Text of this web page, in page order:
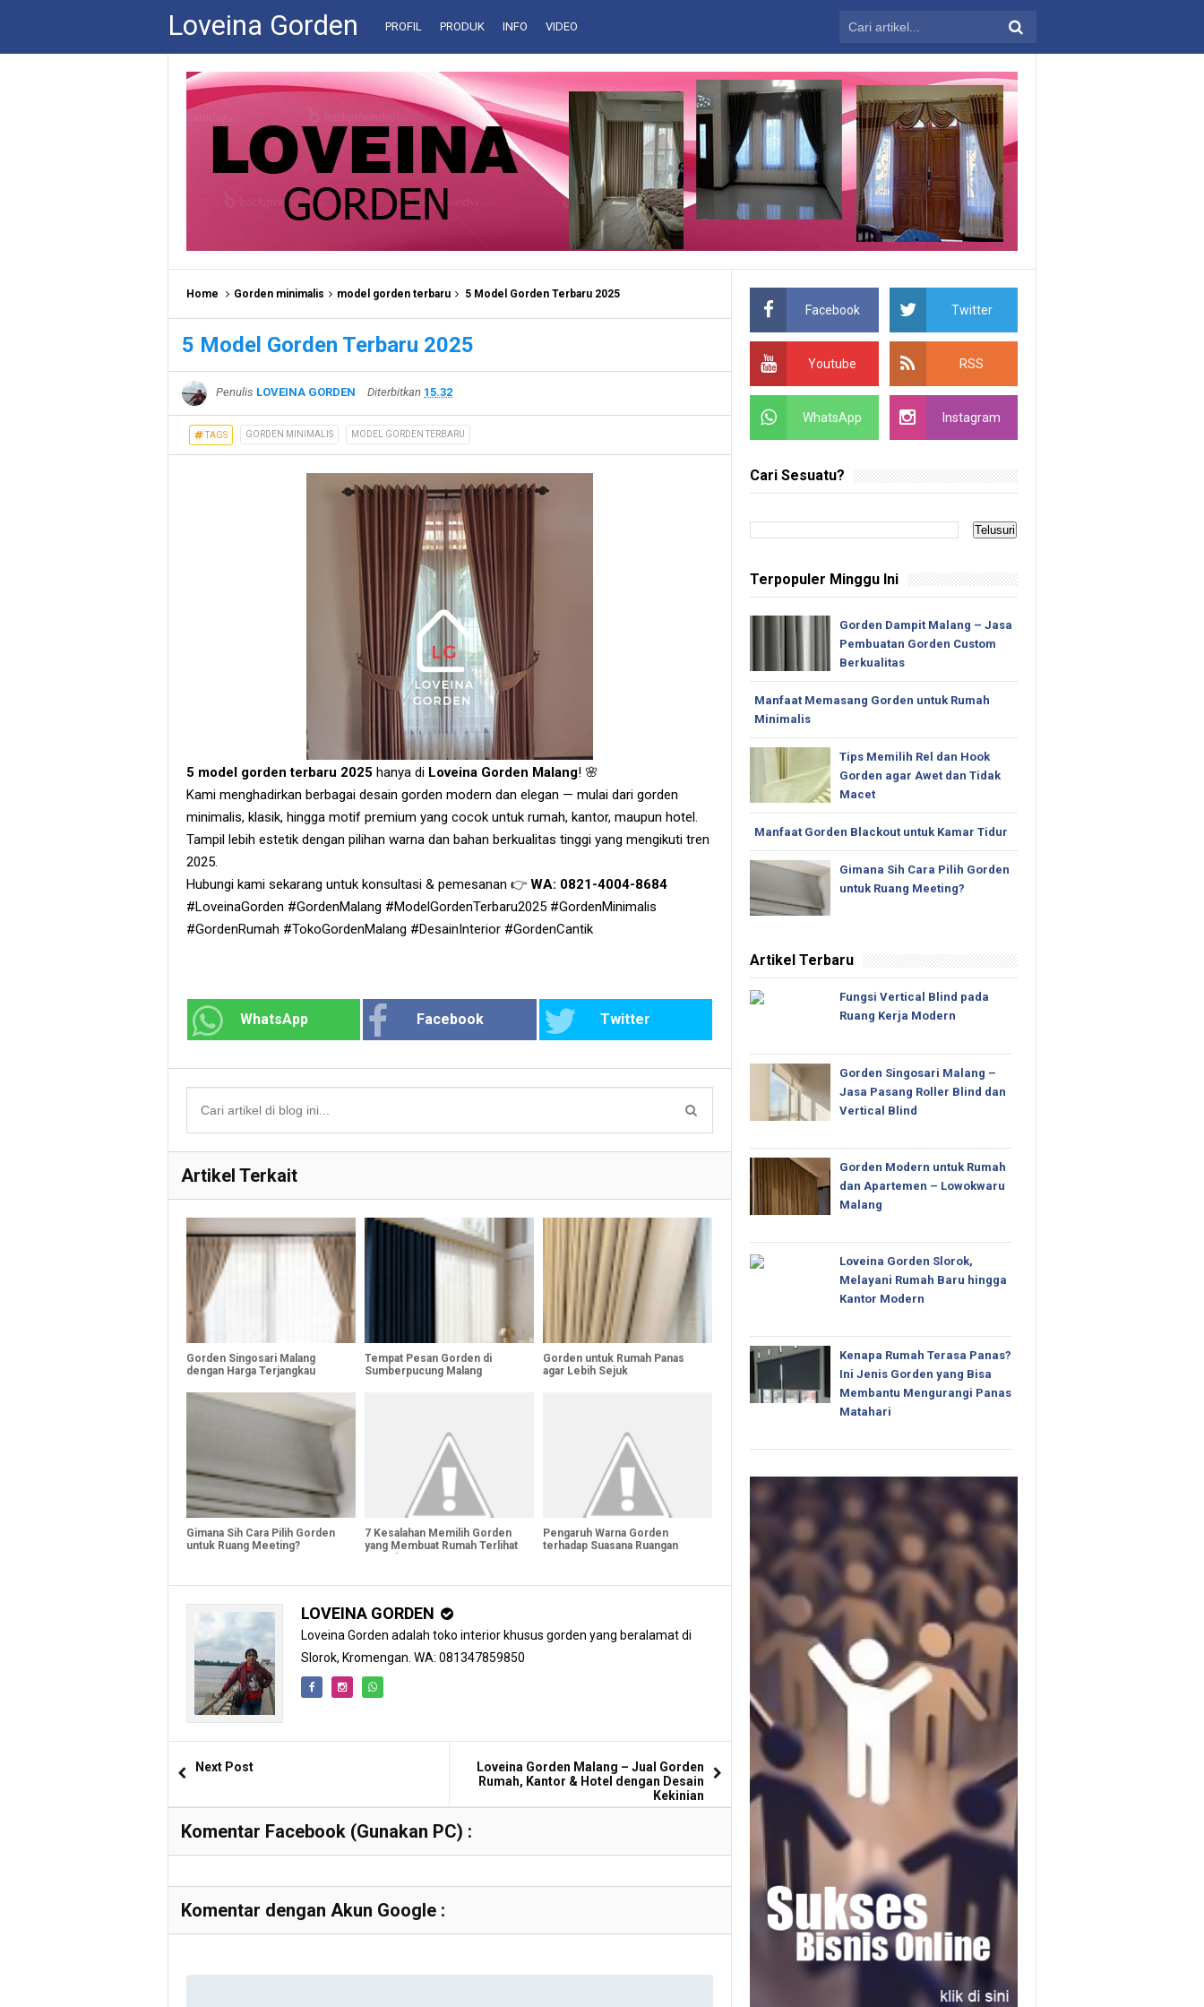
Loveina Gorden PROFIL PRODUK INFO VIDEO
Home Gorden minimalis model gorden terbaru 5 Model Gorden Terbaru 2025
5 Model Gorden Terbaru 2025
Penulis LOVEINA GORDEN Diterbitkan 15.32
TAGS GORDEN MINIMALIS MODEL GORDEN TERBARU
5 model gorden terbaru 2025 hanya di Loveina Gorden Malang! 🌸
Kami menghadirkan berbagai desain gorden modern dan elegan — mulai dari gorden
minimalis, klasik, hingga motif premium yang cocok untuk rumah, kantor, maupun hotel.
Tampil lebih estetik dengan pilihan warna dan bahan berkualitas tinggi yang mengikuti tren
2025.
Hubungi kami sekarang untuk konsultasi & pemesanan 👉 WA: 0821-4004-8684
#LoveinaGorden #GordenMalang #ModelGordenTerbaru2025 #GordenMinimalis
#GordenRumah #TokoGordenMalang #DesainInterior #GordenCantik
WhatsApp Facebook Twitter
Artikel Terkait
Gorden Singosari Malang
dengan Harga Terjangkau
Tempat Pesan Gorden di
Sumberpucung Malang
Gorden untuk Rumah Panas
agar Lebih Sejuk
Gimana Sih Cara Pilih Gorden
untuk Ruang Meeting?
7 Kesalahan Memilih Gorden
yang Membuat Rumah Terlihat
Pengaruh Warna Gorden
terhadap Suasana Ruangan
LOVEINA GORDEN
Loveina Gorden adalah toko interior khusus gorden yang beralamat di
Slorok, Kromengan. WA: 081347859850
Next Post
Loveina Gorden Malang – Jual Gorden
Rumah, Kantor & Hotel dengan Desain
Kekinian
Komentar Facebook (Gunakan PC) :
Komentar dengan Akun Google :
Facebook Twitter
Youtube RSS
WhatsApp Instagram
Cari Sesuatu?
Terpopuler Minggu Ini
Gorden Dampit Malang – Jasa
Pembuatan Gorden Custom
Berkualitas
Manfaat Memasang Gorden untuk Rumah
Minimalis
Tips Memilih Rel dan Hook
Gorden agar Awet dan Tidak
Macet
Manfaat Gorden Blackout untuk Kamar Tidur
Gimana Sih Cara Pilih Gorden
untuk Ruang Meeting?
Artikel Terbaru
Fungsi Vertical Blind pada
Ruang Kerja Modern
Gorden Singosari Malang –
Jasa Pasang Roller Blind dan
Vertical Blind
Gorden Modern untuk Rumah
dan Apartemen – Lowokwaru
Malang
Loveina Gorden Slorok,
Melayani Rumah Baru hingga
Kantor Modern
Kenapa Rumah Terasa Panas?
Ini Jenis Gorden yang Bisa
Membantu Mengurangi Panas
Matahari